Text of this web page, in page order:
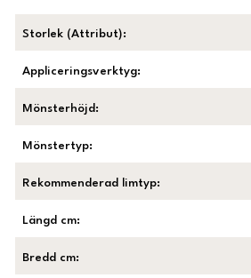
Storlek (Attribut):
Appliceringsverktyg:
Mönsterhöjd :
Mönstertyp:
Rekommenderad limtyp:
Längd cm:
Bredd cm: